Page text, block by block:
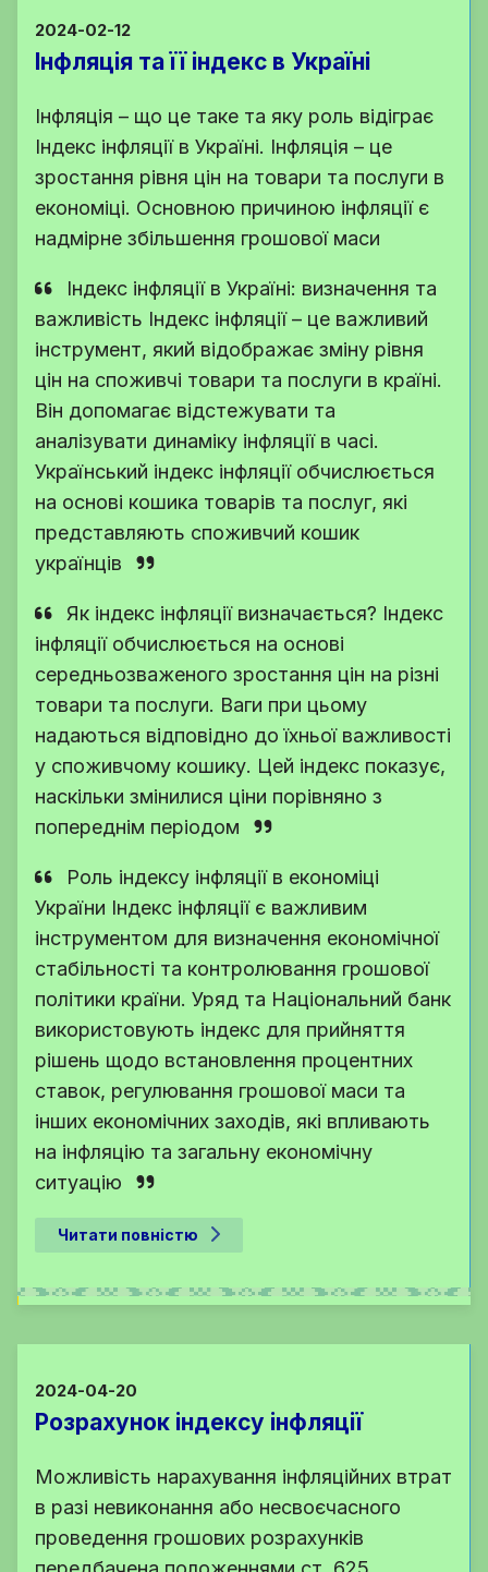
2024-02-12
Інфляція та її індекс в Україні
Інфляція – що це таке та яку роль відіграє
Індекс інфляції в Україні. Інфляція – це
зростання рівня цін на товари та послуги в
економіці. Основною причиною інфляції є
надмірне збільшення грошової маси
Індекс інфляції в Україні: визначення та
важливість Індекс інфляції – це важливий
інструмент, який відображає зміну рівня
цін на споживчі товари та послуги в країні.
Він допомагає відстежувати та
аналізувати динаміку інфляції в часі.
Український індекс інфляції обчислюється
на основі кошика товарів та послуг, які
представляють споживчий кошик
українців
Як індекс інфляції визначається? Індекс
інфляції обчислюється на основі
середньозваженого зростання цін на різні
товари та послуги. Ваги при цьому
надаються відповідно до їхньої важливості
у споживчому кошику. Цей індекс показує,
наскільки змінилися ціни порівняно з
попереднім періодом
Роль індексу інфляції в економіці
України Індекс інфляції є важливим
інструментом для визначення економічної
стабільності та контролювання грошової
політики країни. Уряд та Національний банк
використовують індекс для прийняття
рішень щодо встановлення процентних
ставок, регулювання грошової маси та
інших економічних заходів, які впливають
на інфляцію та загальну економічну
ситуацію
Читати повністю
2024-04-20
Розрахунок індексу інфляції
Можливість нарахування інфляційних втрат
в разі невиконання або несвоєчасного
проведення грошових розрахунків